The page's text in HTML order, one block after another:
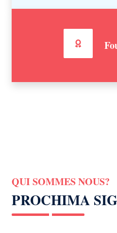
QUI SOMMES NOUS?
PROCHIMA